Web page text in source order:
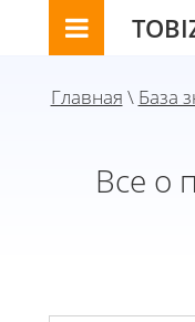
Главная \ База
Все о